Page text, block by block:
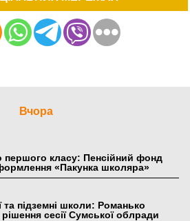
Вчора
першого класу: Пенсійний фонд
«Пакунка школяра»
та підземні школи: Романько
сесії Сумської облради